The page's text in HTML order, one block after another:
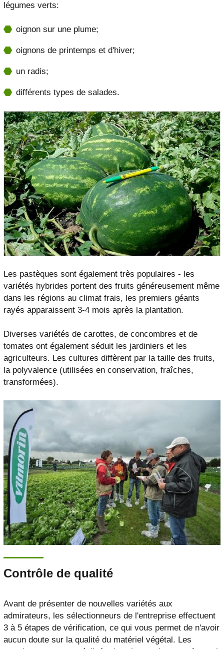
légumes verts:
oignon sur une plume;
oignons de printemps et d'hiver;
un radis;
différents types de salades.
Les pastèques sont également très populaires - les
variétés hybrides portent des fruits généreusement même
dans les régions au climat frais, les premiers géants
rayés apparaissent 3-4 mois après la plantation.
Diverses variétés de carottes, de concombres et de
tomates ont également séduit les jardiniers et les
agriculteurs. Les cultures diffèrent par la taille des fruits,
la polyvalence (utilisées en conservation, fraîches,
transformées).
Contrôle de qualité
Avant de présenter de nouvelles variétés aux
admirateurs, les sélectionneurs de l'entreprise effectuent
3 à 5 étapes de vérification, ce qui vous permet de n'avoir
aucun doute sur la qualité du matériel végétal. Les